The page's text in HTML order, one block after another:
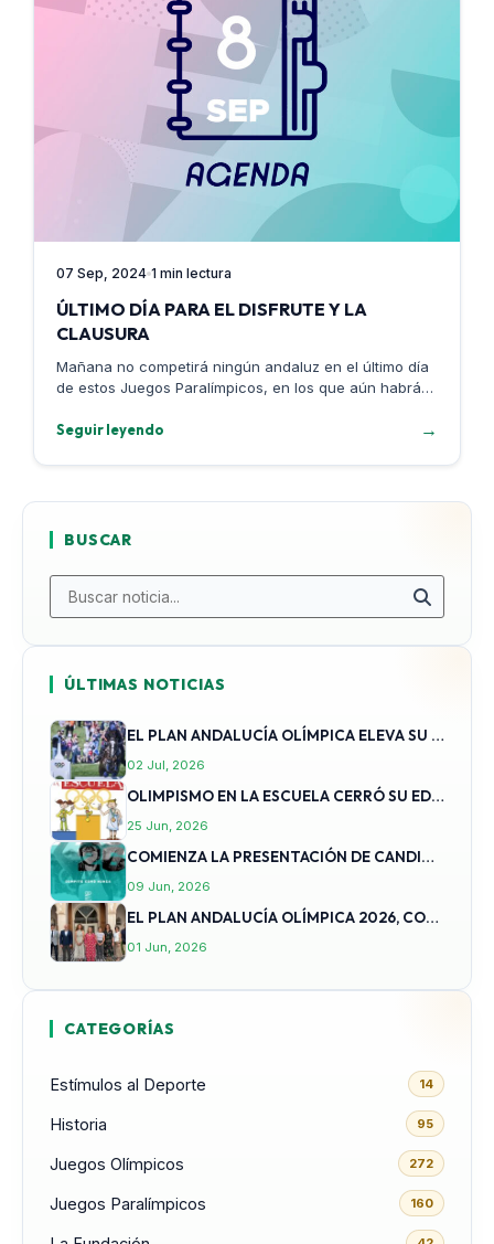
07 Sep, 2024 1 min lectura
ÚLTIMO DÍA PARA EL DISFRUTE Y LA
CLAUSURA
Mañana no competirá ningún andaluz en el último día
de estos Juegos Paralímpicos, en los que aún habrá
Seguir leyendo
→
BUSCAR
ÚLTIMAS NOTICIAS
EL PLAN ANDALUCÍA OLÍMPICA ELEVA SU TECHO A 355 CANDIDATURAS RECIBIDAS EN LA EDICIÓN 2026
02 Jul, 2026
OLIMPISMO EN LA ESCUELA CERRÓ SU EDICIÓN 2025-2026
25 Jun, 2026
COMIENZA LA PRESENTACIÓN DE CANDIDATURAS DEL PLAN ANDALUCÍA OLÍMPICA 2026: 9 AL 30 DE JUNIO
09 Jun, 2026
EL PLAN ANDALUCÍA OLÍMPICA 2026, CON 520.000 EUROS DE PRESUPUESTO, ABRE EL 9 DE JUNIO EL PLAZO DE CANDIDATURAS
01 Jun, 2026
CATEGORÍAS
Estímulos al Deporte 14
Historia 95
Juegos Olímpicos 272
Juegos Paralímpicos 160